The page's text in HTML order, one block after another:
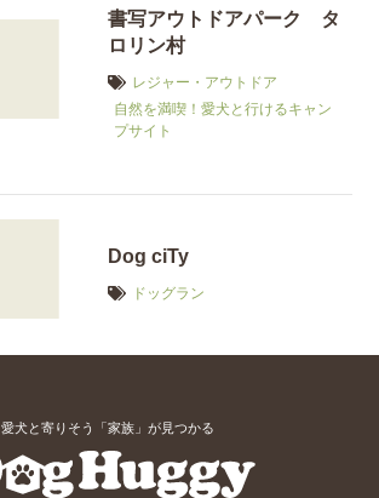
書写アウトドアパーク タ
ロリン村
レジャー・アウトドア
自然を満喫！愛犬と行けるキャン
プサイト
Dog ciTy
ドッグラン
愛犬と寄りそう「家族」が見つかる